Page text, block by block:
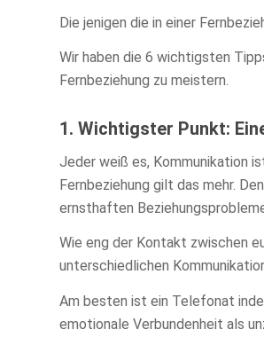
Die jenigen die in einer
Wir haben die 6 wichtigsten
Fernbeziehung zu meistern.
1. Wichtigster Punkt:
Jeder weiß es, Kommunikation
Fernbeziehung gilt das mehr.
ernsthaften
Wie eng der Kontakt zwischen
unterschiedlichen
Am besten ist ein Telefonat
emotionale Verbundenheit als